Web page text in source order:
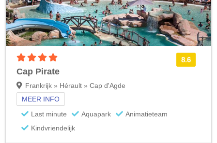
8.6
Cap Pirate
Frankrijk » Hérault » Cap d'Agde
MEER INFO
Last minute
Aquapark
Animatieteam
Kindvriendelijk